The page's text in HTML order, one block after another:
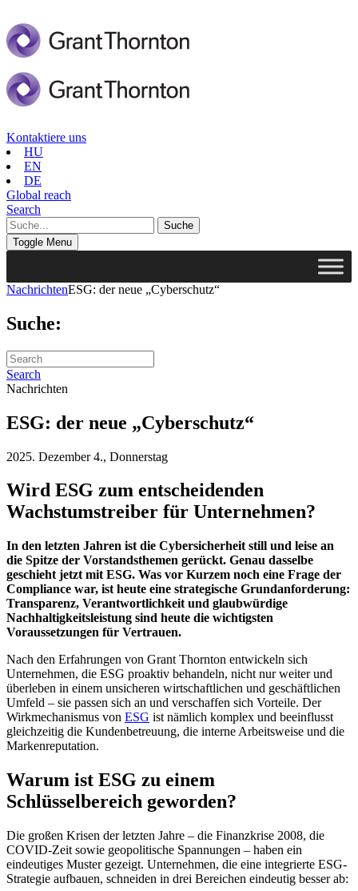
Kontaktiere uns
HU
EN
DE
Global reach
Search
Toggle Menu
NachrichtenESG: der neue „Cyberschutz“
Suche:
Search
Nachrichten
ESG: der neue „Cyberschutz“
2025. Dezember 4., Donnerstag
Wird ESG zum entscheidenden
Wachstumstreiber für Unternehmen?
In den letzten Jahren ist die Cybersicherheit still und leise an
die Spitze der Vorstandsthemen gerückt. Genau dasselbe
geschieht jetzt mit ESG. Was vor Kurzem noch eine Frage der
Compliance war, ist heute eine strategische Grundanforderung:
Transparenz, Verantwortlichkeit und glaubwürdige
Nachhaltigkeitsleistung sind heute die wichtigsten
Voraussetzungen für Vertrauen.
Nach den Erfahrungen von Grant Thornton entwickeln sich
Unternehmen, die ESG proaktiv behandeln, nicht nur weiter und
überleben in einem unsicheren wirtschaftlichen und geschäftlichen
Umfeld – sie passen sich an und verschaffen sich Vorteile. Der
Wirkmechanismus von ESG ist nämlich komplex und beeinflusst
gleichzeitig die Kundenbetreuung, die interne Arbeitsweise und die
Markenreputation.
Warum ist ESG zu einem
Schlüsselbereich geworden?
Die großen Krisen der letzten Jahre – die Finanzkrise 2008, die
COVID-Zeit sowie geopolitische Spannungen – haben ein
eindeutiges Muster gezeigt. Unternehmen, die eine integrierte ESG-
Strategie aufbauen, schneiden in drei Bereichen eindeutig besser ab: